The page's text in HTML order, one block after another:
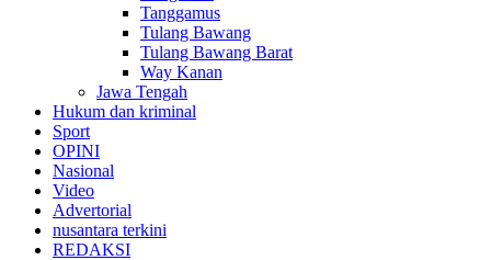
Tanggamus
Tulang Bawang
Tulang Bawang Barat
Way Kanan
Jawa Tengah
Hukum dan kriminal
Sport
OPINI
Nasional
Video
Advertorial
nusantara terkini
REDAKSI